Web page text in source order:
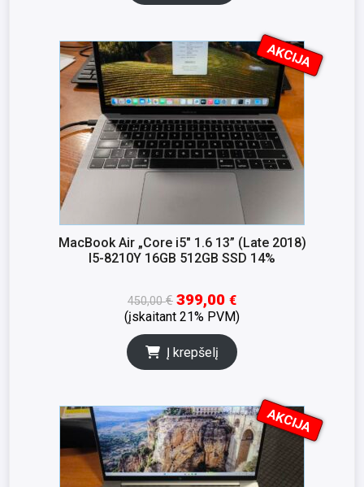
AKCIJA
K
S
N
A
MacBook Air „Core i5″ 1.6 13” (Late 2018)
I5-8210Y 16GB 512GB SSD 14%
450,00€ 399,00 €
(įskaitant 21% PVM)
Į krepšelį
AKCIJA
K
S
N
A